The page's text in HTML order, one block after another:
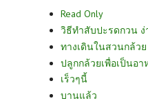
Read Only
วิธีทำสับปะรดกวน ง่
ทางเดินในสวนกล้วย
ปลูกกล้วยเพื่อเป็นอา
เร็วๆนี้
บานแล้ว